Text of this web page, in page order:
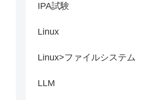
IPA試験
Linux
Linux>ファイルシステム
LLM